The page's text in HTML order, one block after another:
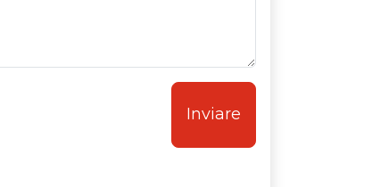
Inviare